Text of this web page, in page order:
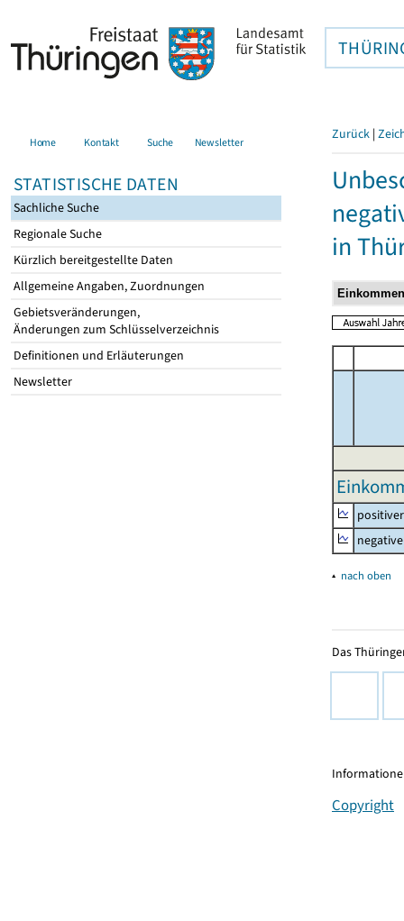
Home Kontakt Suche Newsletter
STATISTISCHE DATEN
Sachliche Suche
Regionale Suche
Kürzlich bereitgestellte Daten
Allgemeine Angaben, Zuordnungen
Gebietsveränderungen,
Änderungen zum Schlüsselverzeichnis
Definitionen und Erläuterungen
Newsletter
Zurück |
in
▴ nach oben
Das
Copyright